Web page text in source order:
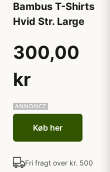
Bambus T-Shirts
Hvid Str. Large
300,00
kr
Køb her
Fri fragt over kr. 500